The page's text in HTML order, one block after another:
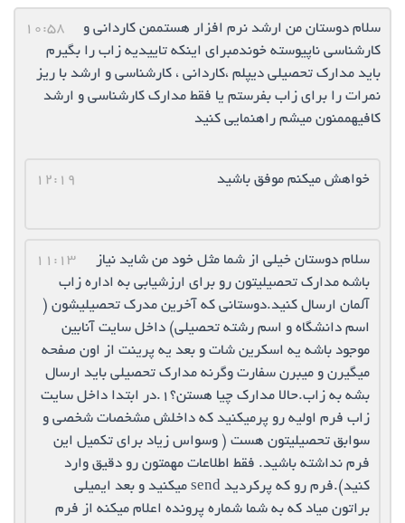
10:58
سلام دوستان من ارشد نرم افزار هستممن کاردانی و
کارشناسی ناپیوسته خوندمبرای اینکه تاییدیه زاب را بگیرم
باید مدارک تحصیلی دیپلم ،کاردانی ، کارشناسی و ارشد با ریز
نمرات را برای زاب بفرستم یا فقط مدارک کارشناسی و ارشد
کافیهممنون میشم راهنمایی کنید
12:19 خواهش میکنم موفق باشید
11:13
سلام دوستان خیلی از شما مثل خود من شاید نیاز
باشه مدارک تحصیلیتون رو برای ارزشیابی به اداره زاب
آلمان ارسال کنید.دوستانی که آخرین مدرک تحصیلیشون (
اسم دانشگاه و اسم رشته تحصیلی) داخل سایت آنابین
موجود باشه یه اسکرین شات و بعد یه پرینت از اون صفحه
میگیرن و میبرن سفارت وگرنه مدارک تحصیلی باید ارسال
بشه به زاب.حالا مدارک چیا هستن؟۱.در ابتدا داخل سایت
زاب فرم اولیه رو پرمیکنید که داخلش مشخصات شخصی و
سوابق تحصیلیتون هست ( وسواس زیاد برای تکمیل این
فرم نداشته باشید. فقط اطلاعات مهمتون رو دقیق وارد
کنید).فرم رو که پرکردید send میکنید و بعد ایمیلی
براتون میاد که به شما شماره پرونده اعلام میکنه از فرم